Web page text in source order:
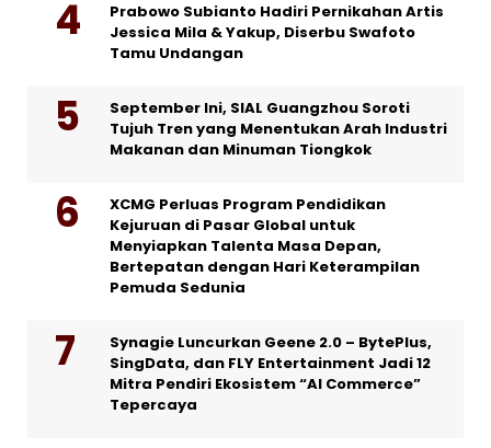
Prabowo Subianto Hadiri Pernikahan Artis
Jessica Mila & Yakup, Diserbu Swafoto
Tamu Undangan
September Ini, SIAL Guangzhou Soroti
Tujuh Tren yang Menentukan Arah Industri
Makanan dan Minuman Tiongkok
XCMG Perluas Program Pendidikan
Kejuruan di Pasar Global untuk
Menyiapkan Talenta Masa Depan,
Bertepatan dengan Hari Keterampilan
Pemuda Sedunia
Synagie Luncurkan Geene 2.0 – BytePlus,
SingData, dan FLY Entertainment Jadi 12
Mitra Pendiri Ekosistem “AI Commerce”
Tepercaya